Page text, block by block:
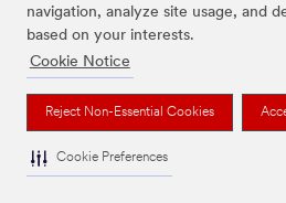
navigation, analyze site usage, and
based on your interests.
Cookie Notice
Reject Non-Essential Cookies
Cookie Preferences